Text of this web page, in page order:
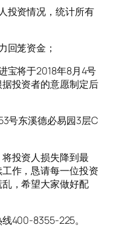
投资情况，统计所有
回笼资金；
宝将于2018年8月4号
投资者的意愿制定后
号东溪德必易园3层C
投资人损失降到最
作，恳请每一位投资
，希望大家做好配
400-8355-225。